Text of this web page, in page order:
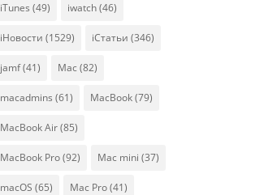
iTunes (49) iwatch(46)
iНовости (1529) iСтатьи (346)
jamf(41) Mac (82)
macadmins (61) MacBook(79)
MacBook Air(85)
MacBook Pro(92) Mac mini (37)
macOS (65) Mac Pro(41)